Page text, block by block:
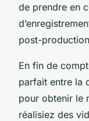
de prendre en
post-
En fin de
parfait entre la
pour obtenir le
réalisiez des